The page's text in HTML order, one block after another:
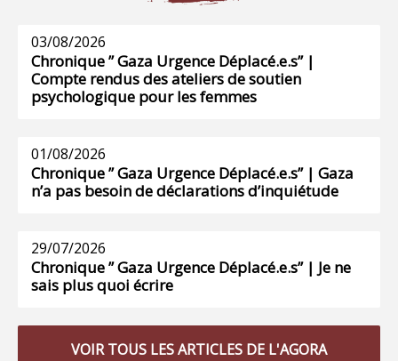
03/08/2026
Chronique ” Gaza Urgence Déplacé.e.s” |
Compte rendus des ateliers de soutien
psychologique pour les femmes
01/08/2026
Chronique ” Gaza Urgence Déplacé.e.s” | Gaza
n’a pas besoin de déclarations d’inquiétude
29/07/2026
Chronique ” Gaza Urgence Déplacé.e.s” | Je ne
sais plus quoi écrire
VOIR TOUS LES ARTICLES DE L'AGORA